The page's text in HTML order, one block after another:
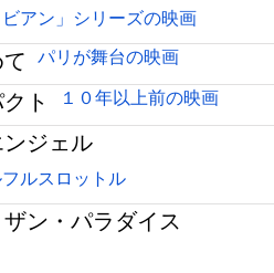
アン」シリーズの映画
パリが舞台の映画
ト １０年以上前の映画
ジェル
ルスロットル
ン・パラダイス